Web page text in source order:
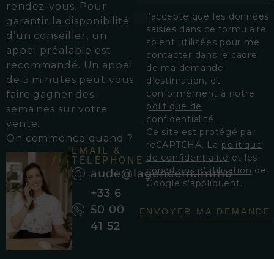
rendez-vous. Pour
garantir la disponibilité
d’un conseiller, un
appel préalable est
recommandé. Un appel
de 5 minutes peut vous
faire gagner des
semaines sur votre
vente.
On commence quand ?
EMAIL &
TÉLÉPHONE
aude@lagencem.immo
+33 6
50 00
41 52
j’accepte que les données
saisies dans ce formulaire
soient utilisées pour me
contacter dans le cadre
de ma demande
d’estimation, et
conformément à notre
politique de
confidentialité.
Ce site est protégé par
reCAPTCHA. La politique
de confidentialité et les
conditions d'utilisation de
Google s'appliquent.
ENVOYER MA DEMANDE